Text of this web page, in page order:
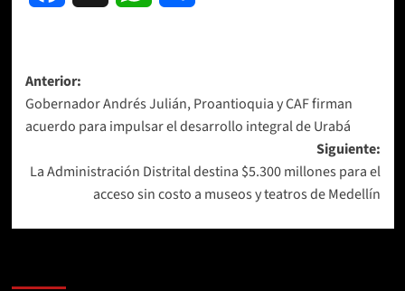
Navegación
de
entradas
Anterior:
Gobernador Andrés Julián, Proantioquia y CAF firman
acuerdo para impulsar el desarrollo integral de Urabá
Siguiente:
La Administración Distrital destina $5.300 millones para el
acceso sin costo a museos y teatros de Medellín